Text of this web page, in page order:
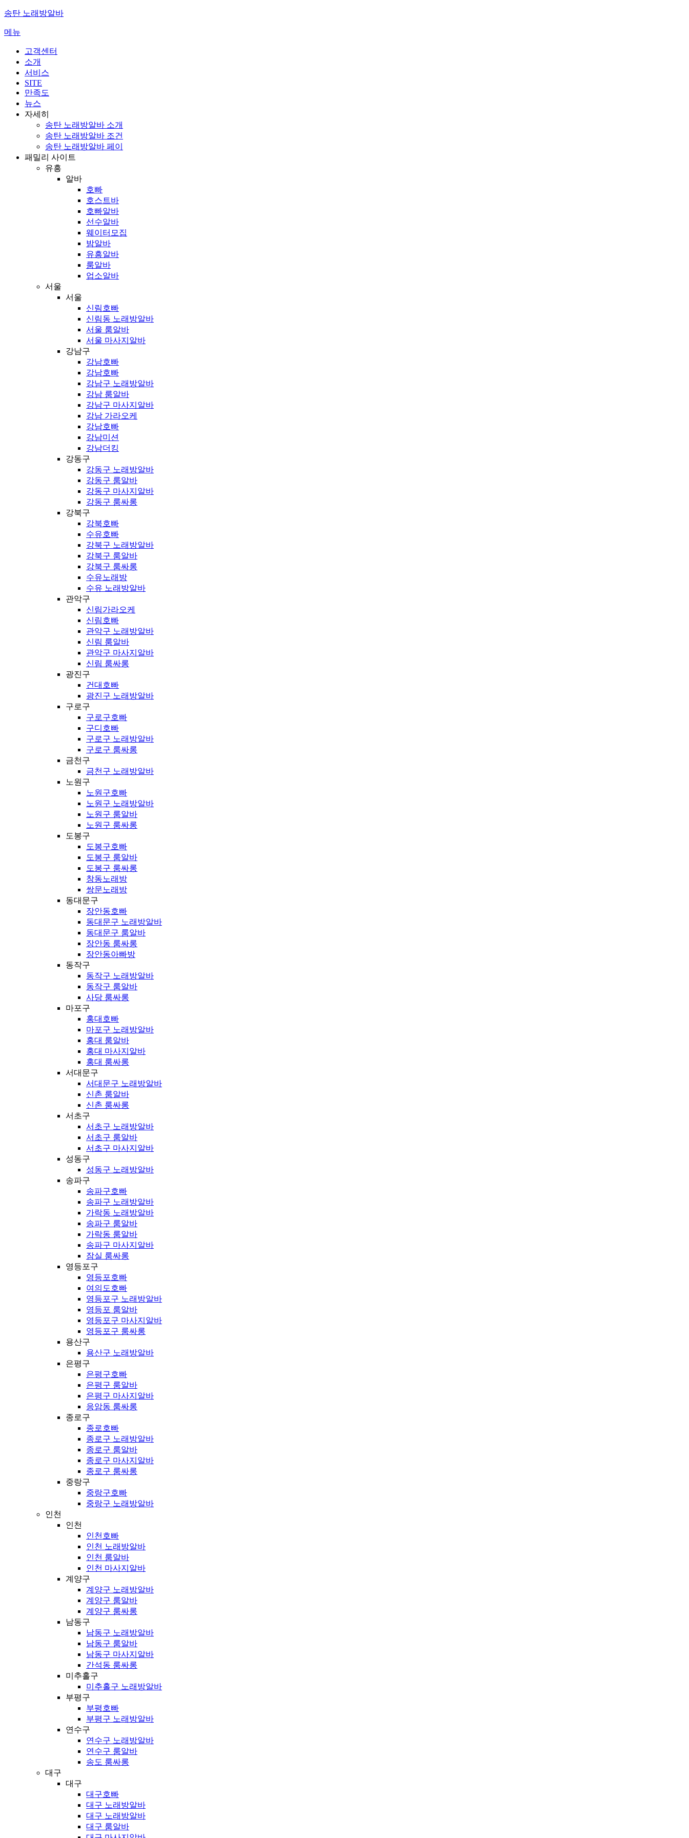
콘
츠
송탄 노래방알바
메뉴
고객센터
소개
서비스
SITE
만족도
뉴스
자세히
송탄 노래방알바 소개
송탄 노래방알바 조건
송탄 노래방알바 페이
패밀리 사이트
유흥
알바
호빠
호스트바
호빠알바
선수알바
웨이터모집
밤알바
유흥알바
룸알바
업소알바
서울
서울
신림호빠
신림동 노래방알바
서울 룸알바
서울 마사지알바
강남구
강남호빠
강남호빠
강남구 노래방알바
강남 룸알바
강남구 마사지알바
강남 가라오케
강남호빠
강남미션
강남더킹
강동구
강동구 노래방알바
강동구 룸알바
강동구 마사지알바
강동구 룸싸롱
강북구
강북호빠
수유호빠
강북구 노래방알바
강북구 룸알바
강북구 룸싸롱
수유노래방
수유 노래방알바
관악구
신림가라오케
신림호빠
관악구 노래방알바
신림 룸알바
관악구 마사지알바
신림 룸싸롱
광진구
건대호빠
광진구 노래방알바
구로구
구로구호빠
구디호빠
구로구 노래방알바
구로구 룸싸롱
금천구
금천구 노래방알바
노원구
노원구호빠
노원구 노래방알바
노원구 룸알바
노원구 룸싸롱
도봉구
도봉구호빠
도봉구 룸알바
도봉구 룸싸롱
창동노래방
쌍문노래방
동대문구
장안동호빠
동대문구 노래방알바
동대문구 룸알바
장안동 룸싸롱
장안동아빠방
동작구
동작구 노래방알바
동작구 룸알바
사당 룸싸롱
마포구
홍대호빠
마포구 노래방알바
홍대 룸알바
홍대 마사지알바
홍대 룸싸롱
서대문구
서대문구 노래방알바
신촌 룸알바
신촌 룸싸롱
서초구
서초구 노래방알바
서초구 룸알바
서초구 마사지알바
성동구
성동구 노래방알바
송파구
송파구호빠
송파구 노래방알바
가락동 노래방알바
송파구 룸알바
가락동 룸알바
송파구 마사지알바
잠실 룸싸롱
영등포구
영등포호빠
여의도호빠
영등포구 노래방알바
영등포 룸알바
영등포구 마사지알바
영등포구 룸싸롱
용산구
용산구 노래방알바
은평구
은평구호빠
은평구 룸알바
은평구 마사지알바
응암동 룸싸롱
종로구
종로호빠
종로구 노래방알바
종로구 룸알바
종로구 마사지알바
종로구 룸싸롱
중랑구
중랑구호빠
중랑구 노래방알바
인천
인천
인천호빠
인천 노래방알바
인천 룸알바
인천 마사지알바
계양구
계양구 노래방알바
계양구 룸알바
계양구 룸싸롱
남동구
남동구 노래방알바
남동구 룸알바
남동구 마사지알바
간석동 룸싸롱
미추홀구
미추홀구 노래방알바
부평구
부평호빠
부평구 노래방알바
연수구
연수구 노래방알바
연수구 룸알바
송도 룸싸롱
대구
대구
대구호빠
대구 노래방알바
대구 노래방알바
대구 룸알바